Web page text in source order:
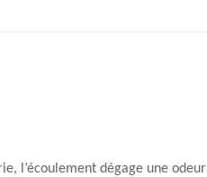
l’écoulement dégage une odeur